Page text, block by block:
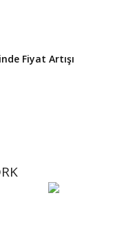
Fiyat Artışı